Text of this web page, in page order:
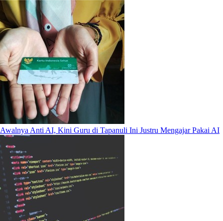
Awalnya Anti AI, Kini Guru di Tapanuli Ini Justru Mengajar Pakai AI